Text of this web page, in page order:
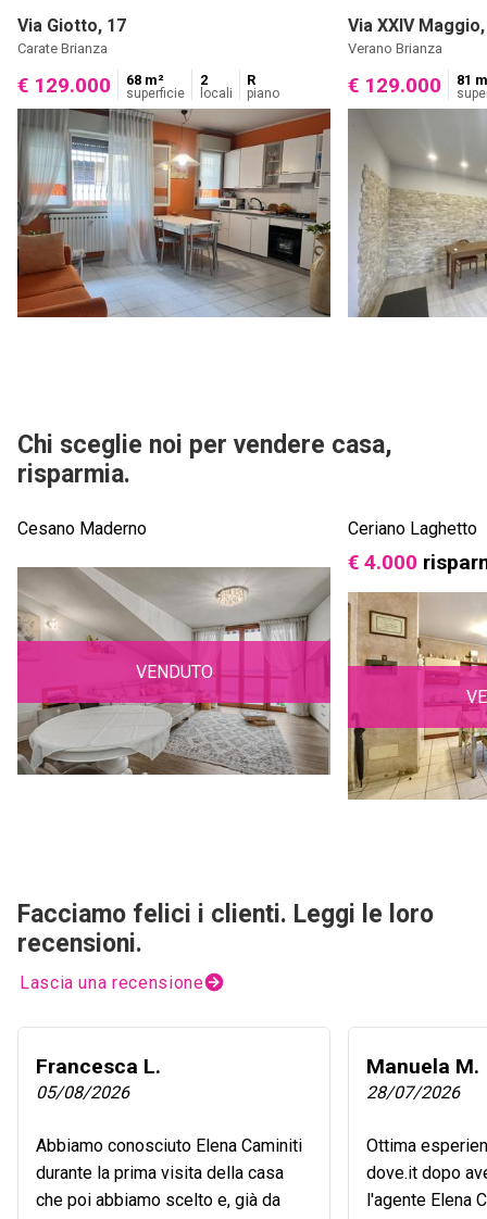
Via Giotto, 17
Carate Brianza
€ 129.000 68 m²
superficie
2
locali
R
piano
Via XXIV
Verano Brianza
€ 129.000 81
Chi sceglie noi per vendere casa,
risparmia.
Cesano Maderno
VENDUTO
Ceriano Laghetto
€ 4.000
Facciamo felici i clienti. Leggi le loro
recensioni.
Lascia una recensione
Francesca L.
05/08/2026
Abbiamo conosciuto Elena Caminiti
durante la prima visita della casa
che poi abbiamo scelto e, già da
Manuela M.
28/07/2026
Ottima
dove.it dopo
l'agente Elena